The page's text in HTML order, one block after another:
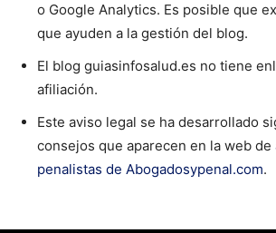
o Google Analytics. Es posible que
que ayuden a la gestión del blog.
El blog guiasinfosalud.es no tiene
afiliación.
Este aviso legal se ha desarrollado
consejos que aparecen en la web de
penalistas de Abogadosypenal.com.